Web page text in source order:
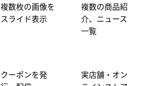
複数枚の画像を
スライド表示
複数の商品紹
介、ニュース
一覧
クーポンを発
実店舗・オン